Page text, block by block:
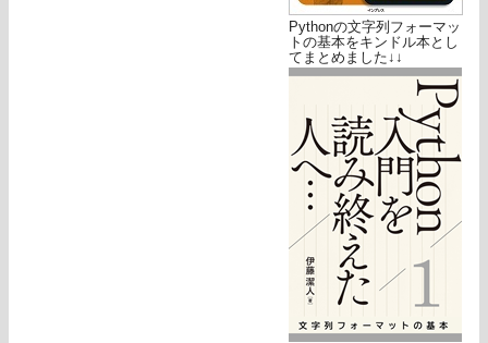
Pythonの文字列フォーマッ
トの基本をキンドル本とし
てまとめました↓↓